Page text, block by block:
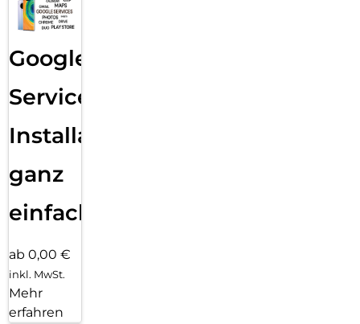
Google
Services
Installation
ganz
einfach
ab 0,00 €
inkl. MwSt.
Mehr
erfahren